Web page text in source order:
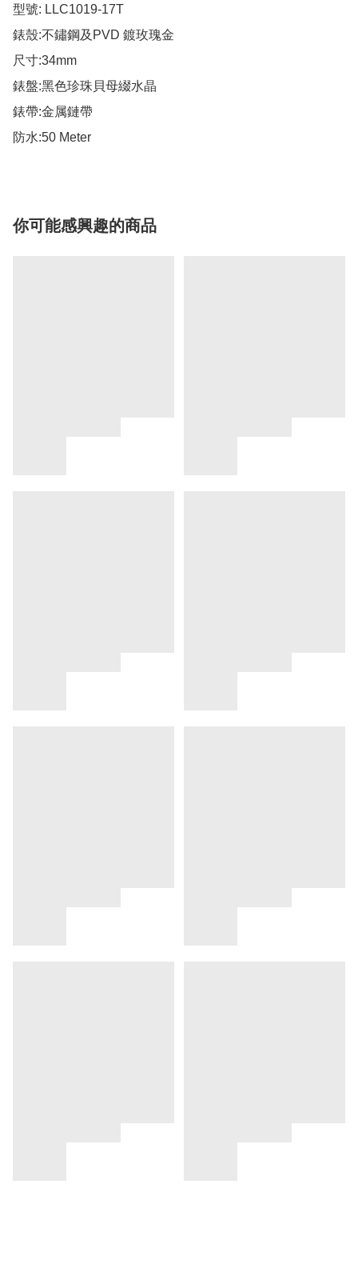
型號: LLC1019-17T
錶殼:不鏽鋼及PVD 鍍玫瑰金
尺寸:34mm
錶盤:黑色珍珠貝母綴水晶
錶帶:金属鏈帶
防水:50 Meter
你可能感興趣的商品